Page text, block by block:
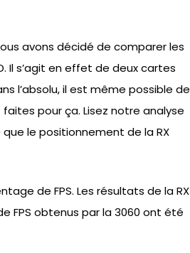
avons décidé de comparer les
Il s’agit en effet de deux cartes
l’absolu, il est même possible de
pour ça. Lisez notre analyse
le positionnement de la RX
de FPS. Les résultats de la RX
FPS obtenus par la 3060 ont été